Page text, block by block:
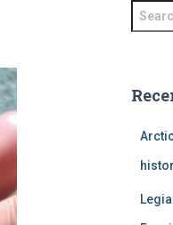
e
c